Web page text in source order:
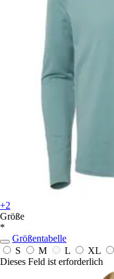
+2
Größe
*
Größentabelle
S
M L XL
Dieses Feld ist erforderlich